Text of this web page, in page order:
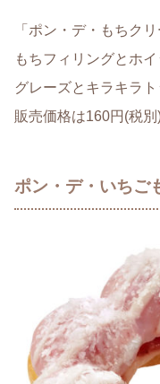
「ポン・デ・もちク
もちフィリングとホ
グレーズとキラキラ
販売価格は160円(税別)
ポン・デ・いちご